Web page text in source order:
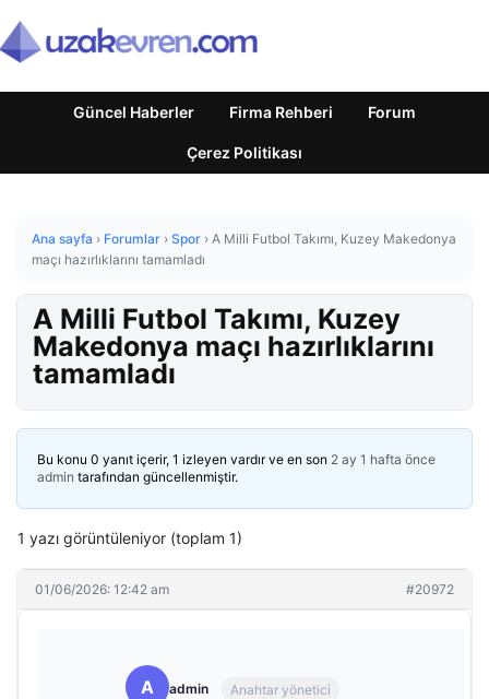
Güncel Haberler Firma Rehberi Forum
Çerez Politikası
Ana sayfa › Forumlar › Spor › A Milli Futbol Takımı, Kuzey Makedonya
maçı hazırlıklarını tamamladı
A Milli Futbol Takımı, Kuzey
Makedonya maçı hazırlıklarını
tamamladı
Bu konu 0 yanıt içerir, 1 izleyen vardır ve en son 2 ay 1 hafta önce
admin tarafından güncellenmiştir.
1 yazı görüntüleniyor (toplam 1)
01/06/2026: 12:42 am #20972
A admin Anahtar yönetici